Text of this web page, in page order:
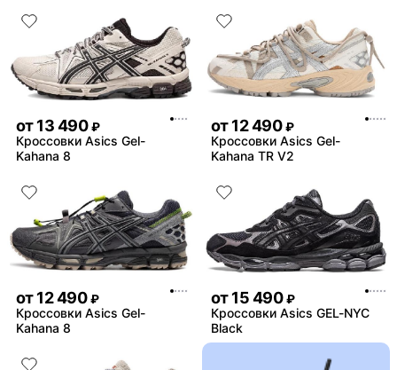
от13 490 ₽
Кроссовки Asics Gel-
Kahana 8
от12 490 ₽
Кроссовки Asics Gel-
Kahana TR V2
от12 490 ₽
Кроссовки Asics Gel-
Kahana 8
от15 490 ₽
Кроссовки Asics GEL-NYC
Black